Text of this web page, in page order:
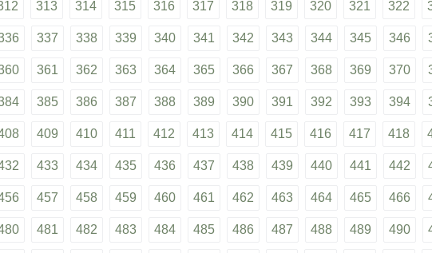
313 314 315 316 317 318 319 320 321 322
337 338 339 340 341 342 343 344 345 346
361 362 363 364 365 366 367 368 369 370
385 386 387 388 389 390 391 392 393 394
409 410 411 412 413 414 415 416 417 418
433 434 435 436 437 438 439 440 441 442
457 458 459 460 461 462 463 464 465 466
481 482 483 484 485 486 487 488 489 490